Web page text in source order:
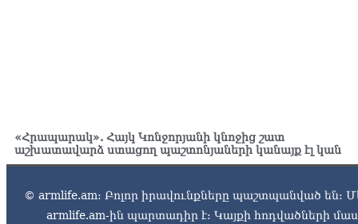
«Հրապարակ». Հայկ Կոնջորյանի կնոջից շատ
աշխատավարձ ստացող պաշտոնյաների կանայք էլ կան
© armlife.am: Բոլոր իրավունքները պաշտպանված են:
armlife.am-ին պարտադիր է: Կայքի հոդվածների